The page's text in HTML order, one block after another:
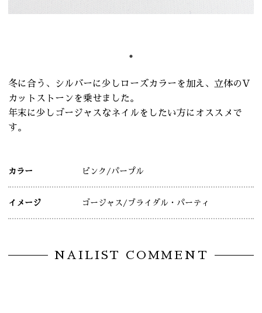
冬に合う、シルバーに少しローズカラーを加え、立体のV
カットストーンを乗せました。
年末に少しゴージャスなネイルをしたい方にオススメで
す。
カラー ピンク /パープル
イメージ ゴージャス /ブライダル・パーティ
NAILIST COMMENT